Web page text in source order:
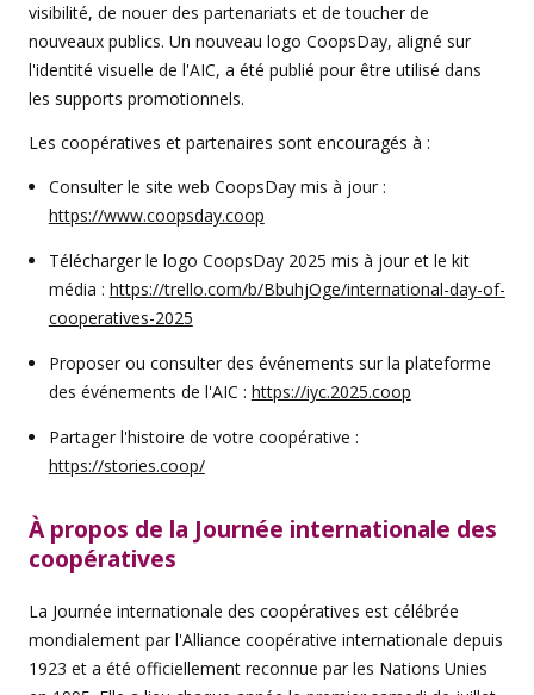
visibilité, de nouer des partenariats et de toucher de
nouveaux publics. Un nouveau logo CoopsDay, aligné sur
l'identité visuelle de l'AIC, a été publié pour être utilisé dans
les supports promotionnels.
Les coopératives et partenaires sont encouragés à :
Consulter le site web CoopsDay mis à jour :
https://www.coopsday.coop
Télécharger le logo CoopsDay 2025 mis à jour et le kit
média : https://trello.com/b/BbuhjOge/international-day-of-
cooperatives-2025
Proposer ou consulter des événements sur la plateforme
des événements de l'AIC : https://iyc.2025.coop
Partager l'histoire de votre coopérative :
https://stories.coop/
À propos de la Journée internationale des
coopératives
La Journée internationale des coopératives est célébrée
mondialement par l'Alliance coopérative internationale depuis
1923 et a été officiellement reconnue par les Nations Unies